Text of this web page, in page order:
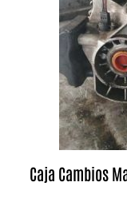
Caja Cambios